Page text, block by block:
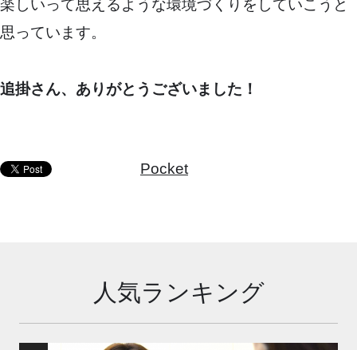
楽しいって思えるような環境づくりをしていこうと
思っています。
追掛さん、ありがとうございました！
Pocket
人気ランキング